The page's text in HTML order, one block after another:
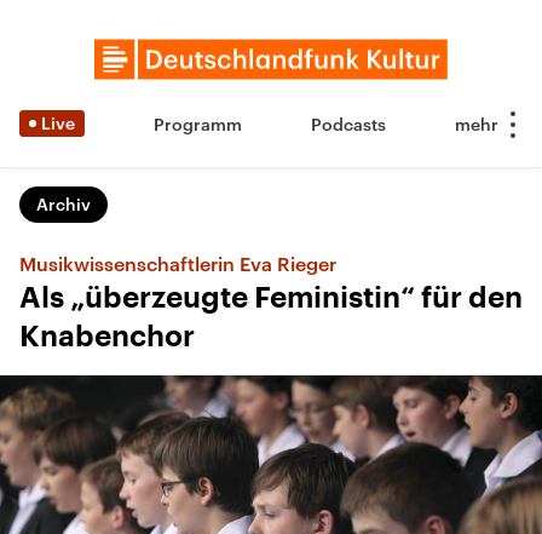
Live Programm Podcasts
Archiv
Musikwissenschaftlerin Eva Rieger
Als „überzeugte Feministin“ für den
Knabenchor